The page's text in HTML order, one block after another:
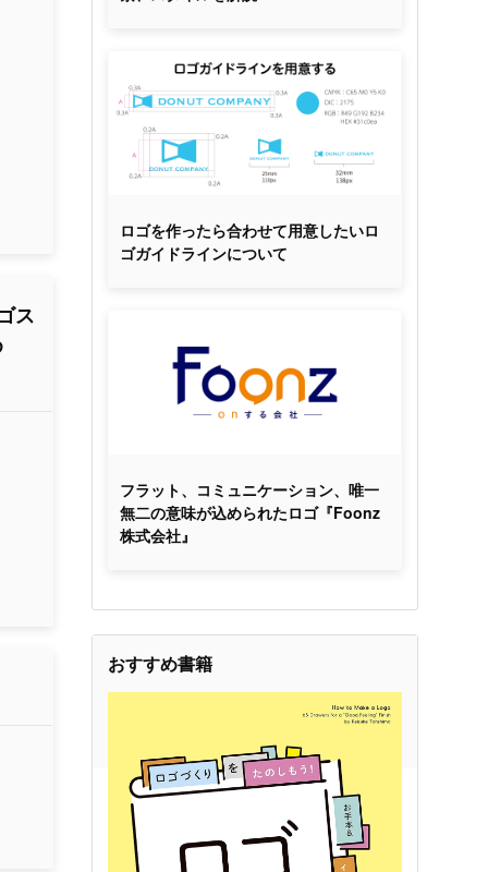
ス
ロゴを作ったら合わせて用意したいロ
ゴガイドラインについて
フラット、コミュニケーション、唯一
無二の意味が込められたロゴ『Foonz
株式会社』
おすすめ書籍